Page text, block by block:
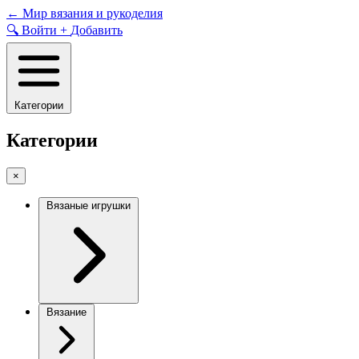
Skip
to
content
← Мир вязания и рукоделия
🔍 Войти + Добавить
Категории
Категории
×
Вязаные игрушки
Вязание